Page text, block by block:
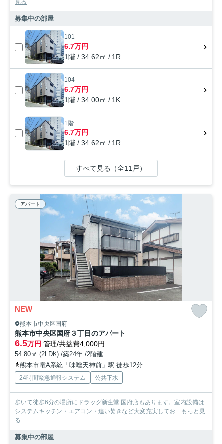
見る
募集中の部屋
101
6.7万円
1階 / 34.62㎡ / 1R
104
6.7万円
1階 / 34.00㎡ / 1K
1階
6.7万円
1階 / 34.62㎡ / 1R
すべて見る（全11戸）
アパート
NEW
熊本市中央区国府
熊本市中央区国府３丁目のアパート
6.5万円 管理/共益費4,000円
54.80㎡ (2LDK) /築24年 /2階建
熊本市電A系統「味噌天神前」駅 徒歩12分
24時間緊急通報システム 公共下水
歩いて徒歩6分の場所にドラッグ新生堂 国府店もあります。室内設備は
システムキッチン・エアコン・追い焚きなど大変充実してお... もっと見
る
募集中の部屋